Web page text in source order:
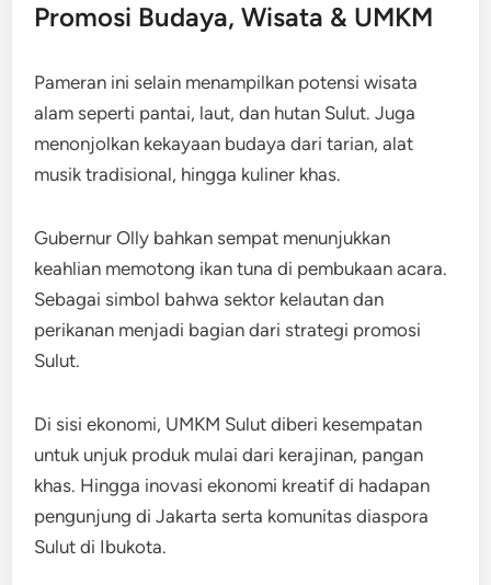
Promosi Budaya, Wisata & UMKM
Pameran ini selain menampilkan potensi wisata
alam seperti pantai, laut, dan hutan Sulut. Juga
menonjolkan kekayaan budaya dari tarian, alat
musik tradisional, hingga kuliner khas.
Gubernur Olly bahkan sempat menunjukkan
keahlian memotong ikan tuna di pembukaan acara.
Sebagai simbol bahwa sektor kelautan dan
perikanan menjadi bagian dari strategi promosi
Sulut.
Di sisi ekonomi, UMKM Sulut diberi kesempatan
untuk unjuk produk mulai dari kerajinan, pangan
khas. Hingga inovasi ekonomi kreatif di hadapan
pengunjung di Jakarta serta komunitas diaspora
Sulut di Ibukota.